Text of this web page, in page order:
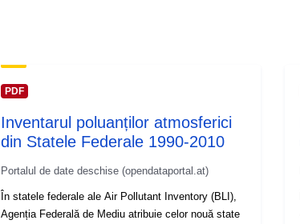
PDF
Inventarul poluanților atmosferici
din Statele Federale 1990-2010
Portalul de date deschise (opendataportal.at)
În statele federale ale Air Pollutant Inventory (BLI),
Agenția Federală de Mediu atribuie celor nouă state